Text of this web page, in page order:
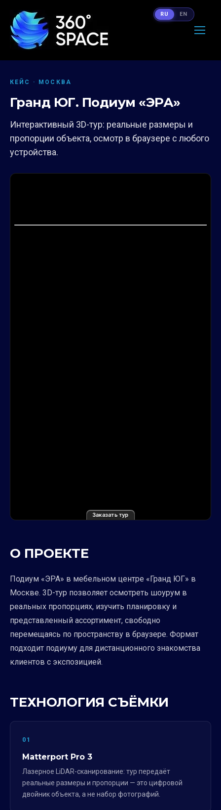
КЕЙС · МОСКВА
Гранд ЮГ. Подиум «ЭРА»
Интерактивный 3D-тур: реальные размеры и
пропорции объекта, осмотр в браузере с любого
устройства.
Заказать тур
О ПРОЕКТЕ
Подиум «ЭРА» в мебельном центре «Гранд ЮГ» в
Москве. 3D-тур позволяет осмотреть шоурум в
реальных пропорциях, изучить планировку и
представленный ассортимент, свободно
перемещаясь по пространству в браузере. Формат
подходит подиуму для дистанционного знакомства
клиентов с экспозицией.
ТЕХНОЛОГИЯ СЪЁМКИ
01
Matterport Pro 3
Лазерное LiDAR-сканирование: тур передаёт
реальные размеры и пропорции — это цифровой
двойник объекта, а не набор фотографий.
RU EN